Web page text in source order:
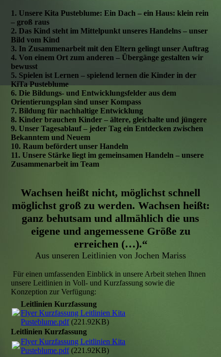
1. Unsere Kita Pusteblume: Ein Dach – ein Haus: klein rein
– groß raus
2. Das Kind steht im Mittelpunkt unseres Handelns – unser
Bild vom Kind
3. In Zusammenarbeit mit den Eltern gelingt unser Auftrag
4. Von einem Ort zum anderen – Übergänge gestalten wir
bewusst
5. Spielen ist Lernen – spielend lernen die Kinder in der
KiTa Pusteblume
6. Die Bildungs- und Entwicklungsfelder aus dem
Orientierungsplan sind unser Kompass
7. Bildung für nachhaltige Entwicklung
8. Kinder brauchen Kinder – ältere, gleichalte und jüngere
9. Unser Tagesablauf – jeder Tag ein Entdecken zwischen
Bekanntem und Neuem
10. Raum befördert unser Handeln
11. Unsere Stärke liegt im gemeinsamen Handeln – unsere
Zusammenarbeit im Team
Wachsen heißt nicht, möglichst schnell
möglichst groß zu werden. Wachsen heißt:
ganz behutsam und allmählich die uns
eigene und angemessene Größe zu
erreichen (…).“
Aus unseren Leitlinien von Jochen Mariss
Für einen umfassenden Einblick in unsere Arbeit stehen Ihnen
unsere Leitlinien in Voll- und Kurzfassung sowie die
Konzeption zur Verfügung:
Leitlinien Kurzfassung
Flyer Kurzfassung Leitlinien Kita
Pusteblume.pdf(221.92KB)
Leitlinien Kurzfassung
Flyer Kurzfassung Leitlinien Kita
Pusteblume.pdf(221.92KB)